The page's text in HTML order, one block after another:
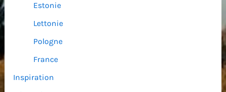
Estonie
Lettonie
Pologne
France
Inspiration